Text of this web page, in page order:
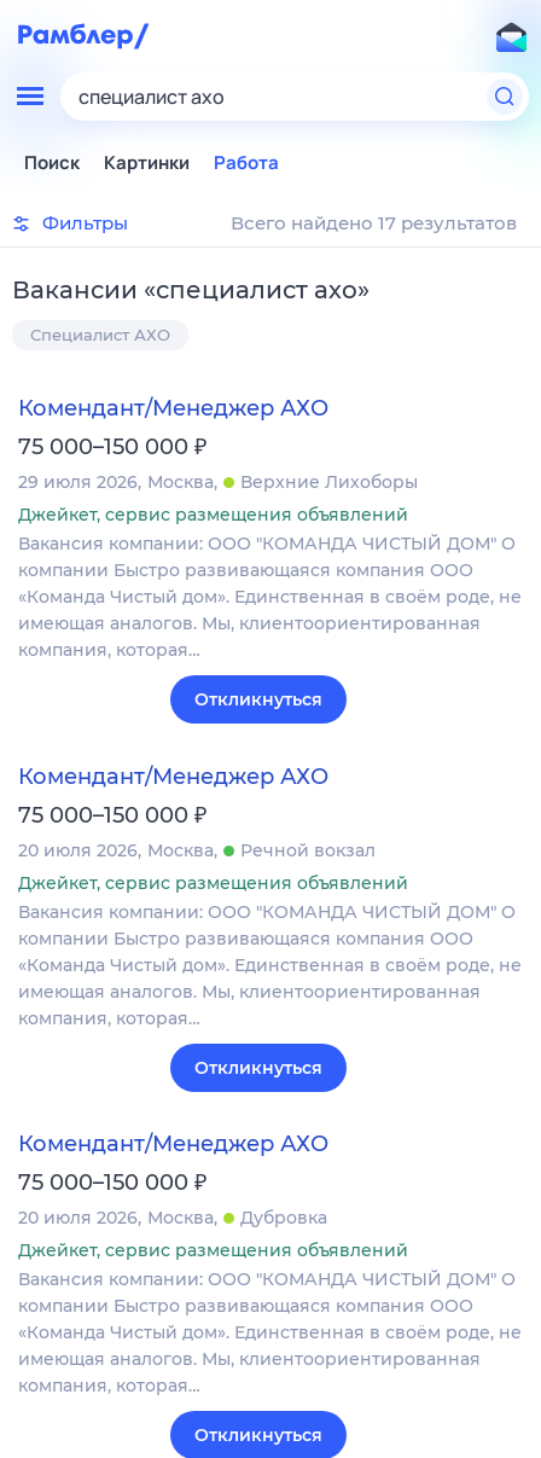
специалист ахо
Поиск Картинки Работа
Фильтры Всего найдено 17 результатов
Вакансии «специалист ахо»
Специалист АХО
Комендант/Менеджер АХО
75 000–150 000 ₽
29 июля 2026 Москва
Верхние Лихоборы
Джейкет, сервис размещения объявлений
Вакансия компании: ООО "КОМАНДА ЧИСТЫЙ ДОМ" О
компании Быстро развивающаяся компания ООО
«Команда Чистый дом». Единственная в своём роде, не
имеющая аналогов. Мы, клиентоориентированная
компания, которая…
Откликнуться
Комендант/Менеджер АХО
75 000–150 000 ₽
20 июля 2026 Москва
Речной вокзал
Джейкет, сервис размещения объявлений
Вакансия компании: ООО "КОМАНДА ЧИСТЫЙ ДОМ" О
компании Быстро развивающаяся компания ООО
«Команда Чистый дом». Единственная в своём роде, не
имеющая аналогов. Мы, клиентоориентированная
компания, которая…
Откликнуться
Комендант/Менеджер АХО
75 000–150 000 ₽
20 июля 2026 Москва
Дубровка
Джейкет, сервис размещения объявлений
Вакансия компании: ООО "КОМАНДА ЧИСТЫЙ ДОМ" О
компании Быстро развивающаяся компания ООО
«Команда Чистый дом». Единственная в своём роде, не
имеющая аналогов. Мы, клиентоориентированная
компания, которая…
Откликнуться